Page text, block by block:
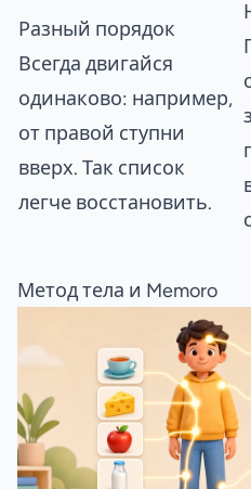
Разный порядок
Всегда двигайся
одинаково: например,
от правой ступни
вверх. Так список
легче восстановить.
Метод тела и Memoro